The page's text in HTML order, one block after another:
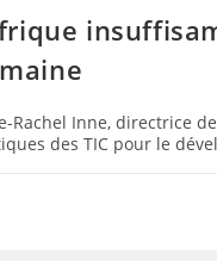
Rachel Inne, directrice
des TIC pour le